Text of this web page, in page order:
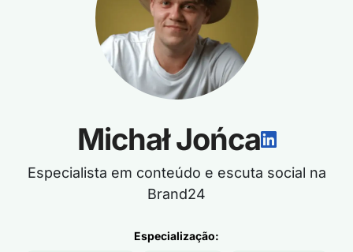
Michał Jońca
Especialista em conteúdo e escuta social na
Brand24
Especialização: